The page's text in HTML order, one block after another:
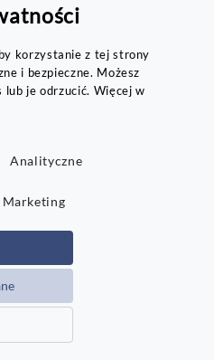
Vario V2
45/R17
Winterhawk 3
Seasonproof
korzystanie z tej strony
i bezpieczne. Możesz
lub je odrzucić. Więcej w
Analityczne
Marketing